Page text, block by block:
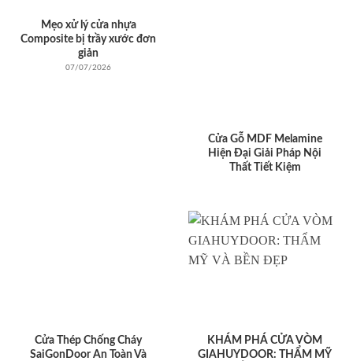
Mẹo xử lý cửa nhựa
Composite bị trầy xước đơn
giản
07/07/2026
Cửa Gỗ MDF Melamine
Hiện Đại Giải Pháp Nội
Thất Tiết Kiệm
Cửa Thép Chống Cháy
SaiGonDoor An Toàn Và
KHÁM PHÁ CỬA VÒM
GIAHUYDOOR: THẨM MỸ